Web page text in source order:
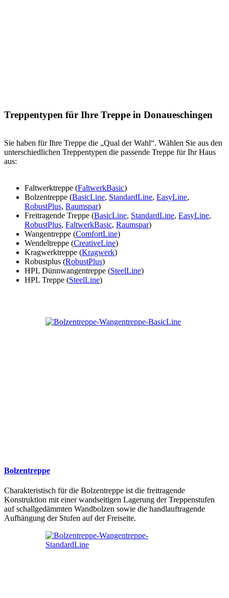
Treppentypen für Ihre Treppe in Donaueschingen
Sie haben für Ihre Treppe die „Qual der Wahl“. Wählen Sie aus den
unterschiedlichen Treppentypen die passende Treppe für Ihr Haus
aus:
Faltwerktreppe (FaltwerkBasic)
Bolzentreppe (BasicLine, StandardLine, EasyLine,
RobustPlus, Raumspar)
Freitragende Treppe (BasicLine, StandardLine, EasyLine,
RobustPlus, FaltwerkBasic, Raumspar)
Wangentreppe (ComfortLine)
Wendeltreppe (CreativeLine)
Kragwerktreppe (Kragwerk)
Robustplus (RobustPlus)
HPL Dünnwangentreppe (SteelLine)
HPL Treppe (SteelLine)
Bolzentreppe
Charakteristisch für die Bolzentreppe ist die freitragende
Konstruktion mit einer wandseitigen Lagerung der Treppenstufen
auf schallgedämmten Wandbolzen sowie die handlauftragende
Aufhängung der Stufen auf der Freiseite.